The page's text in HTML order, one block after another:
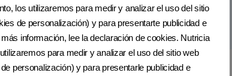
los utilizaremos para medir y analizar el uso del sitio
de personalización) y para presentarte publicidad e
información, lee la declaración de cookies. Nutricia
para medir y analizar el uso del sitio web
personalización) y para presentarle publicidad e